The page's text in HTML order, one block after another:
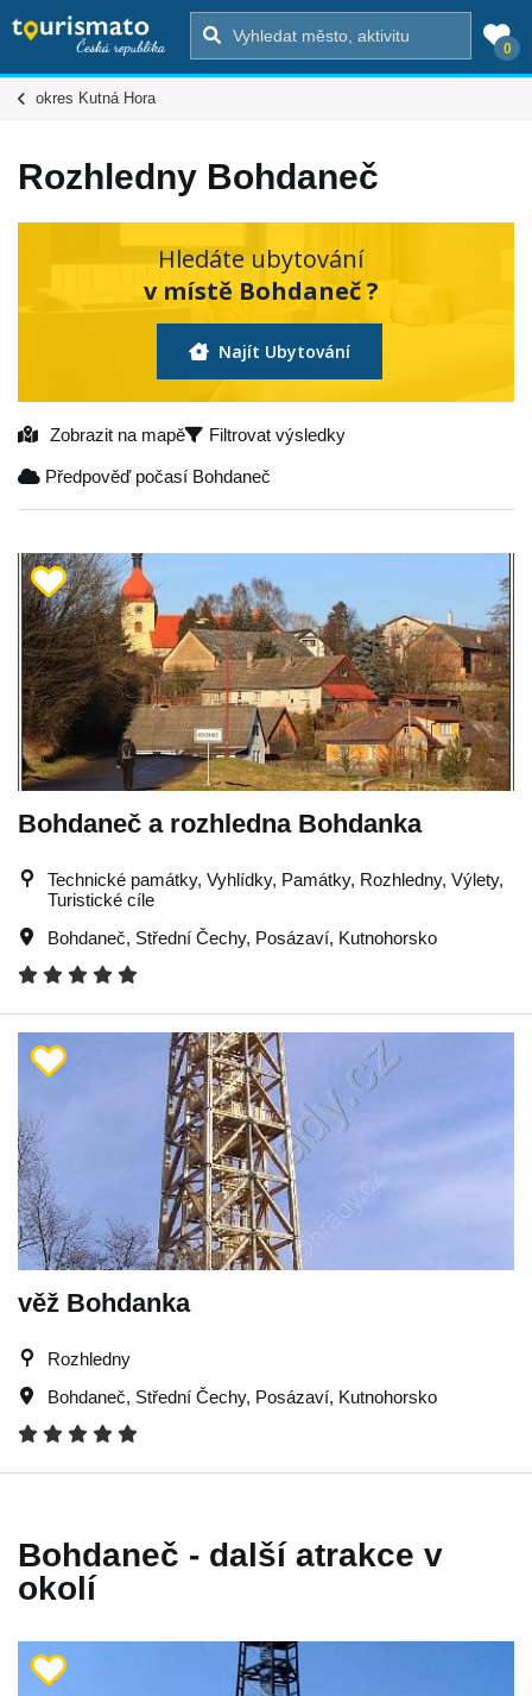
0
okres Kutná Hora
Rozhledny Bohdaneč
Hledáte ubytování
v místě Bohdaneč ?
Najít Ubytování
Zobrazit na mapě Filtrovat výsledky
Předpověď počasí Bohdaneč
Bohdaneč a rozhledna Bohdanka
Technické památky, Vyhlídky, Památky, Rozhledny, Výlety,
Turistické cíle
Bohdaneč, Střední Čechy, Posázaví, Kutnohorsko
věž Bohdanka
Rozhledny
Bohdaneč, Střední Čechy, Posázaví, Kutnohorsko
Bohdaneč - další atrakce v
okolí